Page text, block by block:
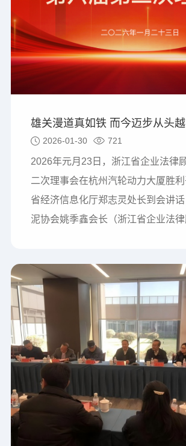
2026-01-30 721
2026年元月23日，浙江省企业法律
二次理事会在杭州汽轮动力大厦胜
省经济信息化厅郑志灵处长到会讲
泥协会姚季鑫会长（浙江省企业法
作报告。会议由协会李振华常务副
军麟副会长介绍协会新增副会长、常
事单位简况；会议表决通过了协会
会2025年度财务收支报告，协会新
务理事、理事人选；向俞明辉研究
高级顾问聘书；李振华常务副会长